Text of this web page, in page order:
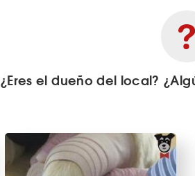
¿Eres el dueño del local?